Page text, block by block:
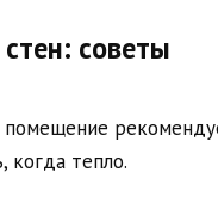
советы
помещение
когда тепло.